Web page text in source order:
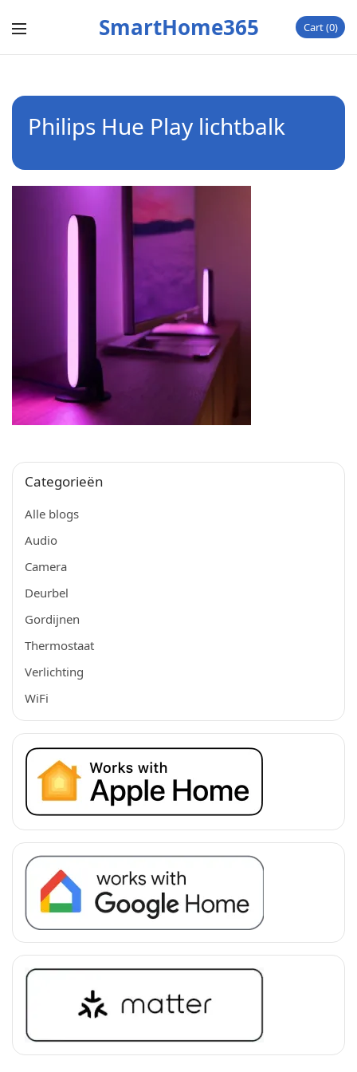
SmartHome365 Cart 0
Philips Hue Play lichtbalk
Categorieën
Alle blogs
Audio
Camera
Deurbel
Gordijnen
Thermostaat
Verlichting
WiFi